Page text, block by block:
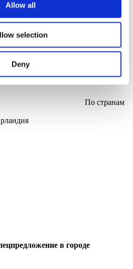
Allow all
selection
Deny
По странам
в городе